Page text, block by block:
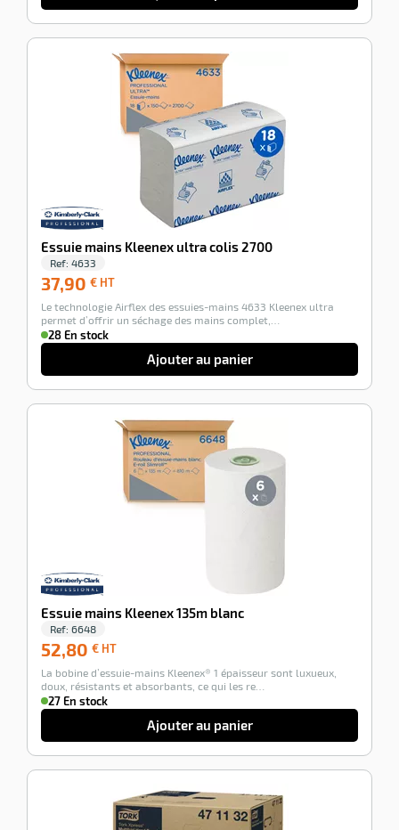
Essuie mains Kleenex ultra colis 2700
Ref: 4633
37,90 € HT
HT
Le technologie Airflex des essuies-mains 4633 Kleenex ultra
permet d’offrir un séchage des mains complet,…
28 En stock
Ajouter au panier
Essuie mains Kleenex 135m blanc
Ref: 6648
52,80 € HT
HT
La bobine d’essuie-mains Kleenex® 1 épaisseur sont luxueux,
doux, résistants et absorbants, ce qui les re…
27 En stock
Ajouter au panier